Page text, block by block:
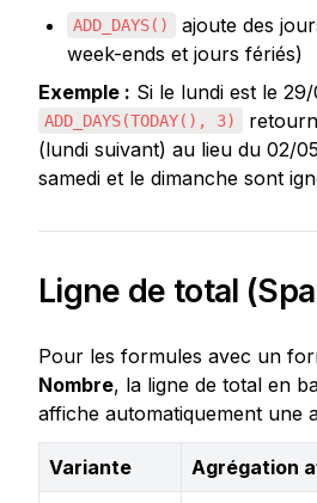
ADD_DAYS()
ajoute des
week-ends et jours fériés)
Exemple : Si le lundi est le
ADD_DAYS(TODAY(), 3)
(lundi suivant) au lieu du 02/
samedi et le dimanche sont
Ligne de total
Pour les formules avec un
Nombre, la ligne de total en
affiche automatiquement une
Variante Agrégation